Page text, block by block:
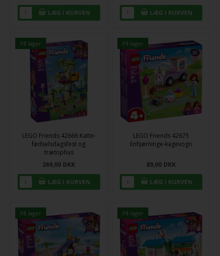
På lager
LEGO Friends 42666 Katte-
fødselsdagsfest og
trætophus
269,00 DKK
På lager
LEGO Friends 42675
Enhjørninge-kagevogn
89,00 DKK
På lager På lager